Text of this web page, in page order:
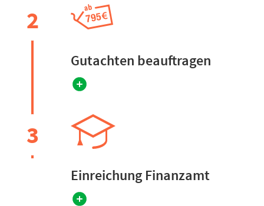
Gutachten beauftragen
2
Einreichung Finanzamt
3